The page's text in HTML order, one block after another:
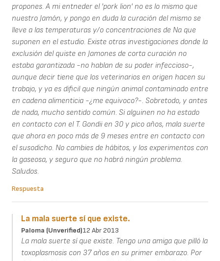
propones. A mi entneder el 'pork lion' no es lo mismo que
nuestro Jamón, y pongo en duda la curación del mismo se
lleve a las temperaturas y/o concentraciones de Na que
suponen en el estudio. Existe otras investigaciones donde la
exclusión del quiste en Jamones de corta curación no
estaba garantizada -no hablan de su poder infeccioso-,
aunque decir tiene que los veterinarios en origen hacen su
trabajo, y ya es dificil que ningún animal contaminado entre
en cadena alimenticia -¿me equivoco?-. Sobretodo, y antes
de nada, mucho sentido común. Si alguinen no ha estado
en contacto con el T. Gondii en 30 y pico años, mala suerte
que ahora en poco más de 9 meses entre en contacto con
el susodicho. No cambies de hábitos, y los experimentos con
la gaseosa, y seguro que no habrá ningún problema.
Saludos.
Respuesta
La mala suerte sí que existe.
Paloma (unverified)12 Abr 2013
La mala suerte sí que existe. Tengo una amiga que pilló la
toxoplasmosis con 37 años en su primer embarazo. Por